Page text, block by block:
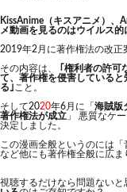
KissAnime（キスアニメ）、
メ動画を見るのはウイルス的
2019年2月に著作権法の改正
その内容は、
｢権利者の許
て、著作権を侵害している
る｣ こと。
そして2020年6月に「 海賊版
著作権法が成立 」 悪質なケ
決定しました。
この漫画全般というのには
など他にも著作権全般に広ま
視聴するだけなら問題ないと